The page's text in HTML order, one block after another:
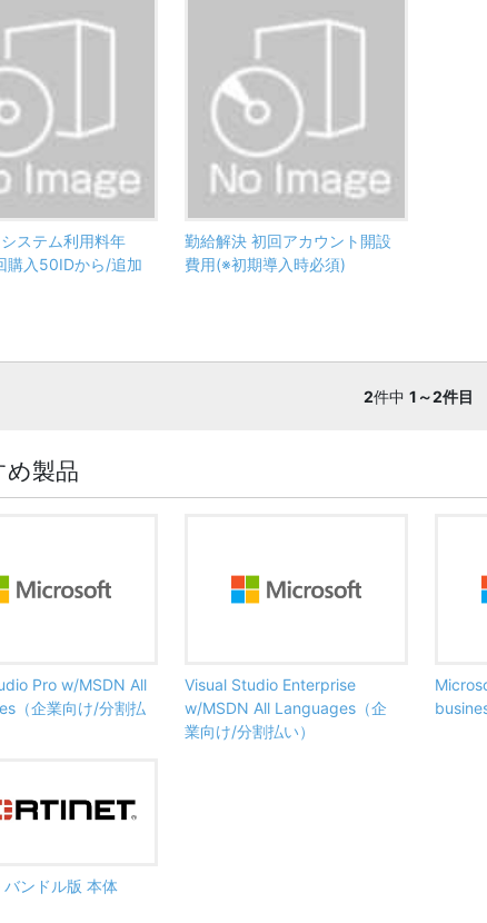
ステム利用料年
購入50IDから/追加
勤給解決 初回アカウント開設
費用(※初期導入時必須)
2件中 1～2件目
め製品
Pro w/MSDN All
（企業向け/分割払
Visual Studio Enterprise
w/MSDN All Languages（企
業向け/分割払い）
バンドル版 本体